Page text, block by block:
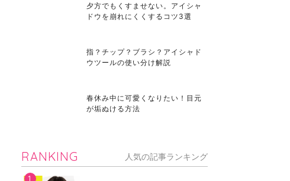
夕方でもくすませない。アイシャ
ドウを崩れにくくするコツ3選
指？チップ？ブラシ？アイシャド
ウツールの使い分け解説
春休み中に可愛くなりたい！目元
が垢ぬける方法
RANKING 人気の記事ランキング